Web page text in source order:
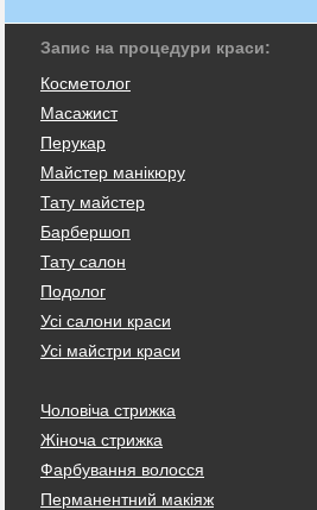
Запис на процедури краси:
Косметолог
Масажист
Перукар
Майстер манікюру
Тату майстер
Барбершоп
Тату салон
Подолог
Усі салони краси
Усі майстри краси
Чоловіча стрижка
Жіноча стрижка
Фарбування волосся
Перманентний макіяж